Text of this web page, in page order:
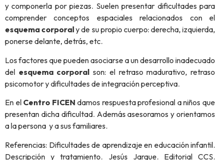
y componerla por piezas. Suelen presentar dificultades para
comprender conceptos espaciales relacionados con el
esquema corporaly de su propio cuerpo: derecha, izquierda,
ponerse delante, detrás, etc.
Los factores que pueden asociarse a un desarrollo inadecuado
del esquema corporal son: el retraso madurativo, retraso
psicomotor y dificultades de integración perceptiva.
En el Centro FICEN damos respuesta profesional a niños que
presentan dicha dificultad. Además asesoramos y orientamos
a la persona y a sus familiares.
Referencias: Dificultades de aprendizaje en educación infantil.
Descripción y tratamiento. Jesús Jarque. Editorial CCS.